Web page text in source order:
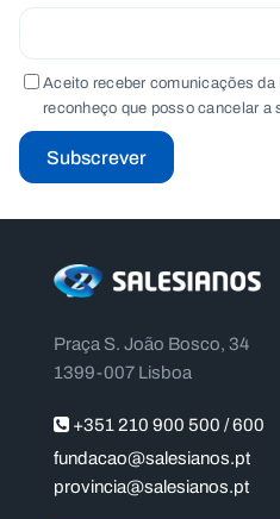
Aceito receber comunicações
reconheço que posso cancelar
Subscrever
Praça S. João Bosco, 34
1399-007 Lisboa
+351 210 900 500 / 600
fundacao@salesianos.pt
provincia@salesianos.pt